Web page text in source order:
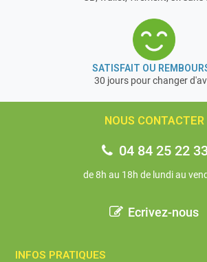
SATISFAIT OU
30 jours pour changer
NOUS CONTACTER
04 84 25 22
de 8h au 18h de lundi au
Ecrivez-nous
INFOS PRATIQUES​